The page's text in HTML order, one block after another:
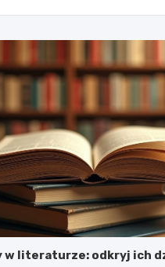
w literaturze: odkryj ich